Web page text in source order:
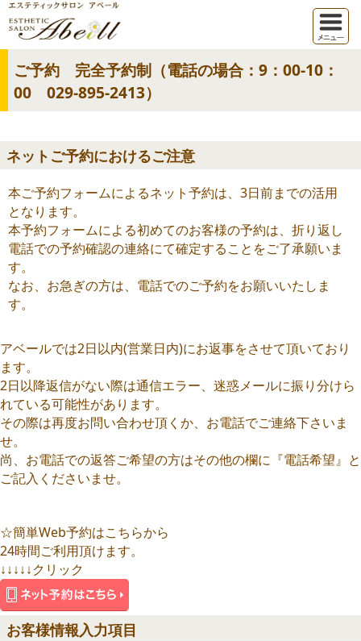
ご予約 完全予約制（電話の場合：9：00-10：
00 029-895-2413）
ネットご予約におけるご注意
本ご予約フォームによるネット予約は、3日前までの活用
となります。
本予約フォームによる初めてのお客様の予約は、折り返し
電話での予約確認の連絡にて確定することをご了承願いま
す。
なお、お急ぎの方は、電話でのご予約をお願いいたしま
す。
アベールでは2日以内(営業日内)にお返事をさせて頂いており
ます。
2日以降返信がない際は通信エラー、迷惑メールに振り分けら
れている可能性があります。
その際は再度お問い合わせ頂くか、お電話でご連絡下さいま
せ。
尚、お電話での返答ご希望の方はその他の欄に『電話希望』と
ご記入くださいませ。
☆簡単Web予約はこちらから
24時間ご利用頂けます。
↓↓↓↓↓クリック
お客様情報入力項目